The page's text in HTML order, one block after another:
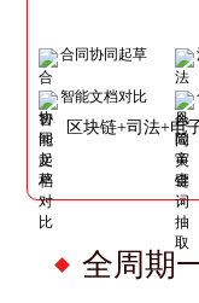
合同协同起草
智能文档对比
全周期
区块链+司法+电